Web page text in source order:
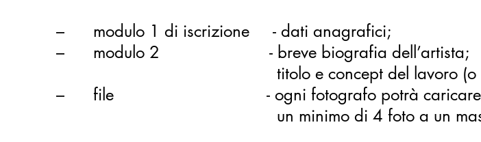
– modulo 1 di iscrizione - dati anagrafici;
– modulo 2 - breve biografia dell’artista;
titolo e concept del lavoro (o lavori)
– file - ogni fotografo potrà
un minimo di 4 foto a un massimo di